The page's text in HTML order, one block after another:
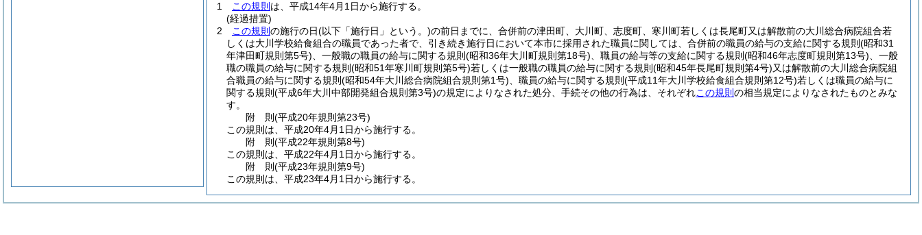
1
この規則 は、平成14年4月1日から施行する。
(経過措置)
2
この規則 の施行の日(以下「施行日」という。)の前日までに、合併前の津田町、大川町、志度町、寒川町若しくは長尾町又は解散前の大川総合病院組合若
しくは大川学校給食組合の職員であった者で、引き続き施行日において本市に採用された職員に関しては、合併前の職員の給与の支給に関する規則 (昭和31
年津田町規則第5号) 、一般職の職員の給与に関する規則 (昭和36年大川町規則第18号) 、職員の給与等の支給に関する規則 (昭和46年志度町規則第13号) 、一般
職の職員の給与に関する規則 (昭和51年寒川町規則第5号)若しくは一般職の職員の給与に関する規則 (昭和45年長尾町規則第4号)又は解散前の大川総合病院組
合職員の給与に関する規則 (昭和54年大川総合病院組合規則第1号) 、職員の給与に関する規則 (平成11年大川学校給食組合規則第12号)若しくは職員の給与に
関する規則 (平成6年大川中部開発組合規則第3号)の規定によりなされた処分、手続その他の行為は、それぞれこの規則 の相当規定によりなされたものとみな
す。
附 則(平成20年規則第23号)
この規則は、平成20年4月1日から施行する。
附 則(平成22年規則第8号)
この規則は、平成22年4月1日から施行する。
附 則(平成23年規則第9号)
この規則は、平成23年4月1日から施行する。